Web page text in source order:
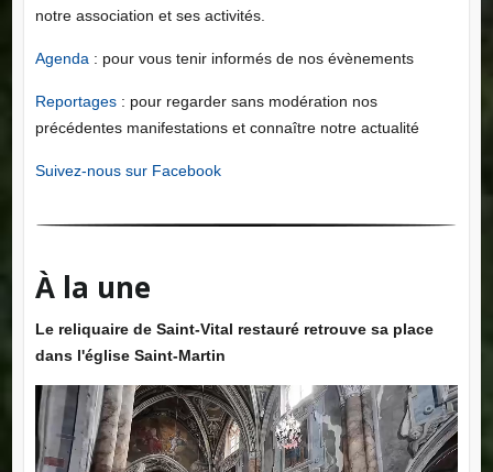
notre association et ses activités.
Agenda : pour vous tenir informés de nos évènements
Reportages: pour regarder sans modération nos
précédentes manifestations et connaître notre actualité
Suivez-nous sur Facebook
À la une
Le reliquaire de Saint-Vital restauré retrouve sa place
dans l'église Saint-Martin